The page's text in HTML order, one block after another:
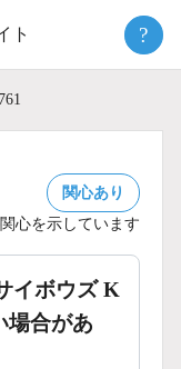
ト ?
関心あり
心を示しています
イボウズ K
場合があ